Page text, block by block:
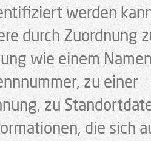
werden
durch Zuordnung
wie einem
zu einer
zu
die sich